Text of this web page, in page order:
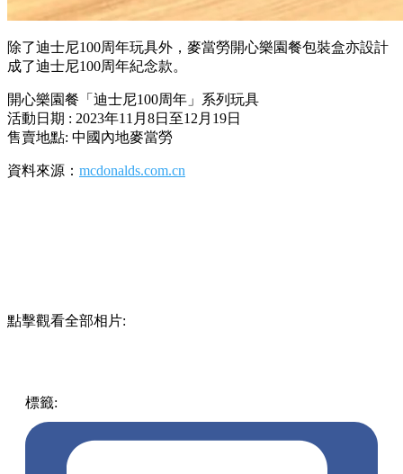
除了迪士尼100周年玩具外，麥當勞開心樂園餐包裝盒亦設計
成了迪士尼100周年紀念款。
開心樂園餐「迪士尼100周年」系列玩具
活動日期 : 2023年11月8日至12月19日
售賣地點: 中國內地麥當勞
資料來源： mcdonalds.com.cn
點擊觀看全部相片:
標籤: